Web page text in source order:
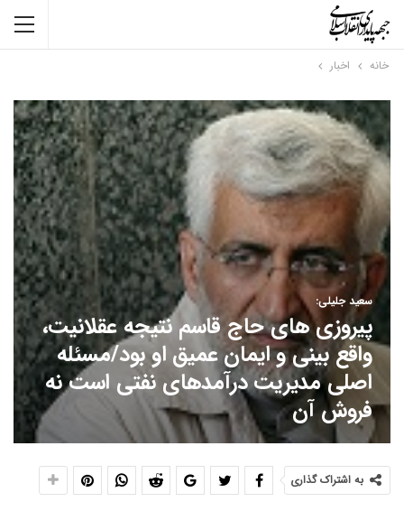
خانه اخبار
سعید جلیلی:
پیروزی های حاج قاسم نتیجه عقلانیت،
واقع بینی و ایمان عمیق او بود/مسئله
اصلی مدیریت درآمدهای نفتی است نه
فروش آن
به اشتراک گذاری